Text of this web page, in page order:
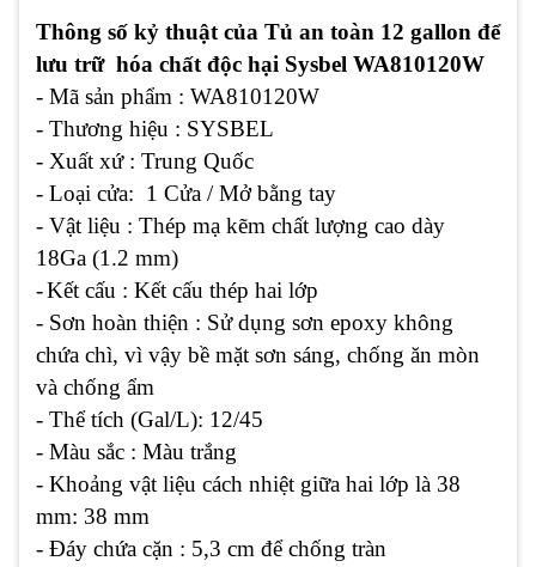
Thông số kỷ thuật của Tủ an toàn 12 gallon để
lưu trữ hóa chất độc hại Sysbel WA810120W
- Mã sản phẩm : WA810120W
- Thương hiệu : SYSBEL
- Xuất xứ : Trung Quốc
- Loại cửa: 1 Cửa / Mở bằng tay
- Vật liệu : Thép mạ kẽm chất lượng cao dày
18Ga (1.2 mm)
-Kết cấu : Kết cấu thép hai lớp
- Sơn hoàn thiện : Sử dụng sơn epoxy không
chứa chì, vì vậy bề mặt sơn sáng, chống ăn mòn
và chống ẩm
- Thể tích (Gal/L): 12/45
- Màu sắc : Màu trắng
- Khoảng vật liệu cách nhiệt giữa hai lớp là 38
mm: 38 mm
- Đáy chứa cặn : 5,3 cm để chống tràn